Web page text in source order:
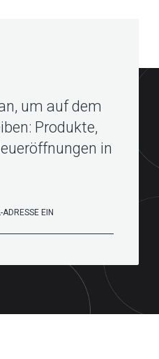
um auf dem
Produkte,
in